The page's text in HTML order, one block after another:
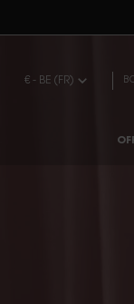
€ - BE (FR)